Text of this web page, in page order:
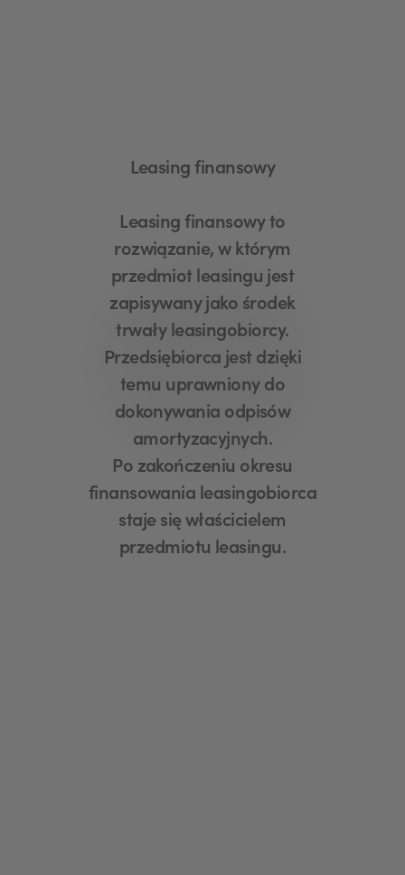
Leasing finansowy
Leasing finansowy to
rozwiązanie, w którym
przedmiot leasingu jest
zapisywany jako środek
trwały leasingobiorcy.
Przedsiębiorca jest dzięki
temu uprawniony do
dokonywania odpisów
amortyzacyjnych.
Po zakończeniu okresu
finansowania leasingobiorca
staje się właścicielem
przedmiotu leasingu.